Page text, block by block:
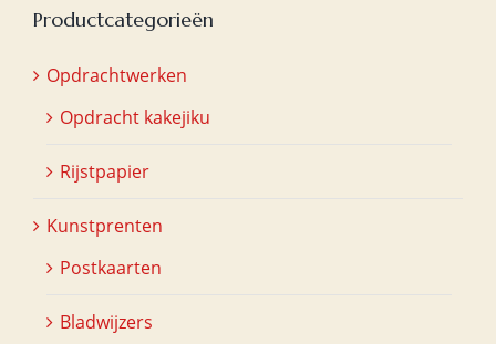
Productcategorieën
Opdrachtwerken
Opdracht kakejiku
Rijstpapier
Kunstprenten
Postkaarten
Bladwijzers